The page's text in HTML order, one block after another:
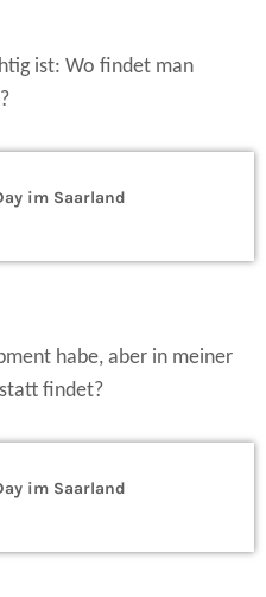
ist: Wo findet man
?
im Saarland
habe, aber in meiner
findet?
im Saarland